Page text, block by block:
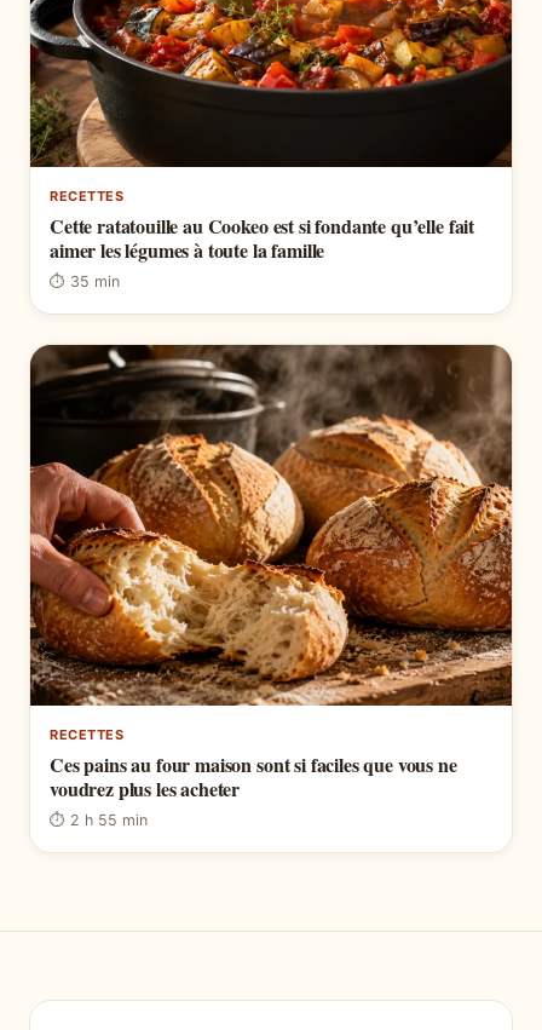
RECETTES
Cette ratatouille au Cookeo est si fondante qu’elle fait
aimer les légumes à toute la famille
⏱ 35 min
RECETTES
Ces pains au four maison sont si faciles que vous ne
voudrez plus les acheter
⏱ 2 h 55 min